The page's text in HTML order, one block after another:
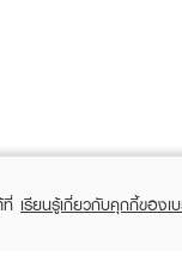
ที่ เรียนรู้เกี่ยวกับคุกกี้ของเ